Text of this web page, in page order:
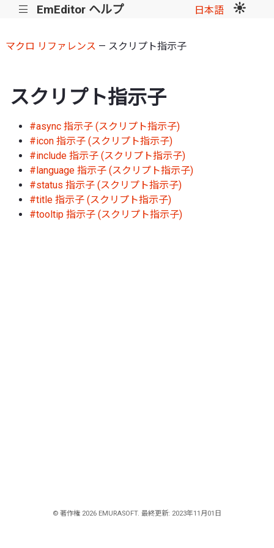
||| EmEditor ヘルプ 日本語
マクロ リファレンス — スクリプト指示子
スクリプト指示子
#async 指示子 (スクリプト指示子)
#icon 指示子 (スクリプト指示子)
#include 指示子 (スクリプト指示子)
#language 指示子 (スクリプト指示子)
#status 指示子 (スクリプト指示子)
#title 指示子 (スクリプト指示子)
#tooltip 指示子 (スクリプト指示子)
© 著作権 2026 EMURASOFT. 最終更新: 2023年11月01日